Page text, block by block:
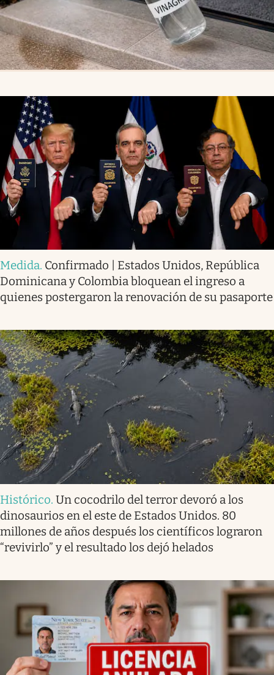
Medida. Confirmado | Estados Unidos, República
Dominicana y Colombia bloquean el ingreso a
quienes postergaron la renovación de su pasaporte
Histórico. Un cocodrilo del terror devoró a los
dinosaurios en el este de Estados Unidos. 80
millones de años después los científicos lograron
“revivirlo” y el resultado los dejó helados